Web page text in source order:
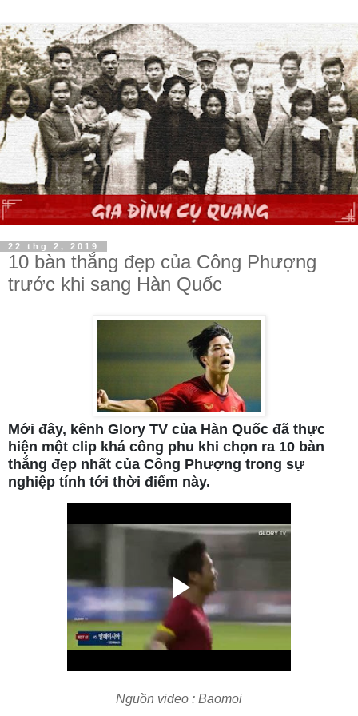
22 thg 2, 2019
10 bàn thắng đẹp của Công Phượng
trước khi sang Hàn Quốc
Mới đây, kênh Glory TV của Hàn Quốc đã thực
hiện một clip khá công phu khi chọn ra 10 bàn
thắng đẹp nhất của Công Phượng trong sự
nghiệp tính tới thời điểm này.
Nguồn video : Baomoi